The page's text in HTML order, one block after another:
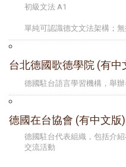
初級文法 A1
單純可認識德文文法架構；
台北德國歌德學院 (有中
德國駐台語言學習機構，舉
德國在台協會 (有中文版)
德國駐台代表組織，包括介
交流活動